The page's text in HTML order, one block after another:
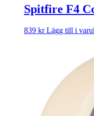
Spitfire F4
839 kr Lägg till i